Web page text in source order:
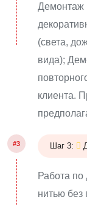
Демонтаж
(света,
вида);
клиента.
#3 Шаг 3:
Работа по
нитью без